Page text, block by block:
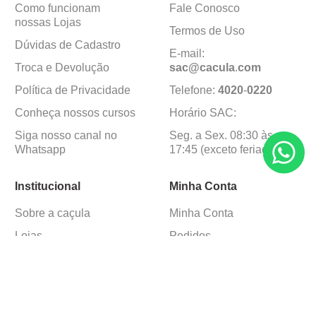
Como funcionam
nossas Lojas
Dúvidas de Cadastro
Troca e Devolução
Política de Privacidade
Conheça nossos cursos
Siga nosso canal no
Whatsapp
Fale Conosco
Termos de Uso
E-mail:
sac@cacula.com
Telefone: 4020-0220
Horário SAC:
Seg. a Sex. 08:30 às
17:45 (exceto feriados)
Institucional
Sobre a caçula
Lojas
Minha Conta
Minha Conta
Pedidos